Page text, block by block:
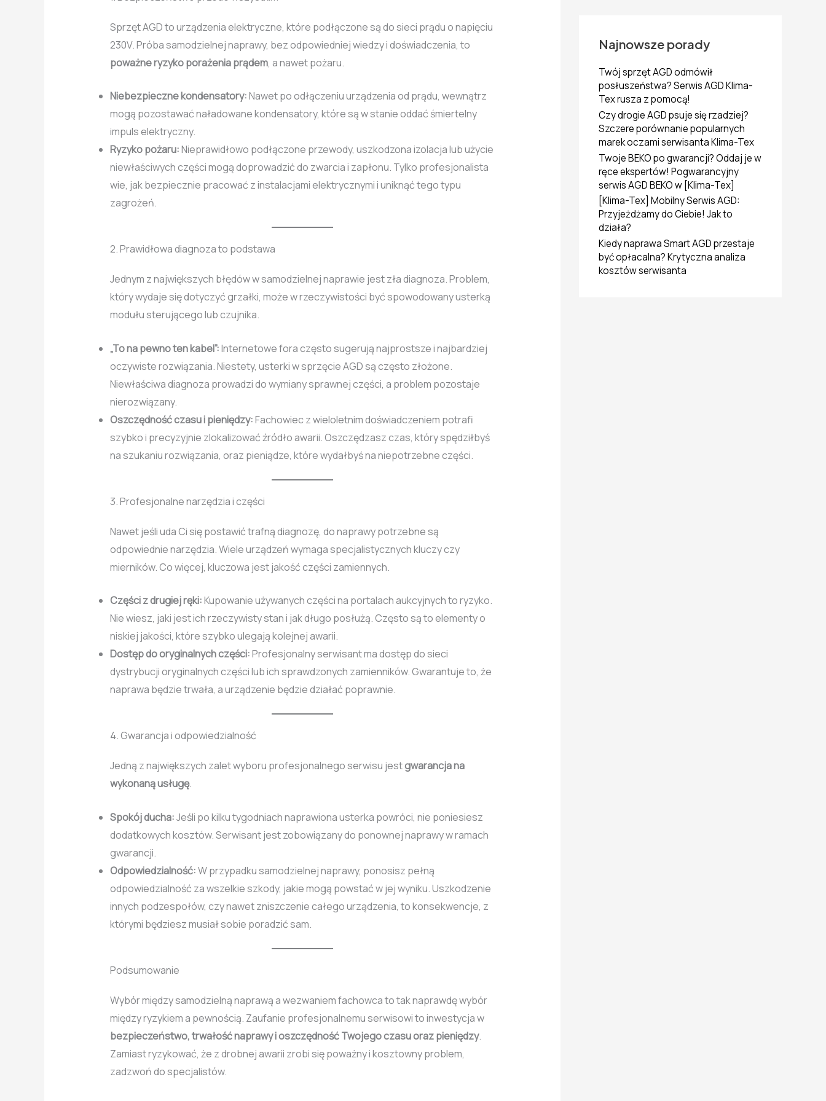
Sprzęt AGD to urządzenia elektryczne, które podłączone są do sieci prądu o napięciu
230V. Próba samodzielnej naprawy, bez odpowiedniej wiedzy i doświadczenia, to
poważne ryzyko porażenia prądem, a nawet pożaru.
Niebezpieczne kondensatory:Nawet po odłączeniu urządzenia od prądu, wewnątrz
mogą pozostawać naładowane kondensatory, które są w stanie oddać śmiertelny
impuls elektryczny.
Ryzyko pożaru:Nieprawidłowo podłączone przewody, uszkodzona izolacja lub użycie
niewłaściwych części mogą doprowadzić do zwarcia i zapłonu. Tylko profesjonalista
wie, jak bezpiecznie pracować z instalacjami elektrycznymi i uniknąć tego typu
zagrożeń.
2. Prawidłowa diagnoza to podstawa
Jednym z największych błędów w samodzielnej naprawie jest zła diagnoza. Problem,
który wydaje się dotyczyć grzałki, może w rzeczywistości być spowodowany usterką
modułu sterującego lub czujnika.
„To na pewno ten kabel”:Internetowe fora często sugerują najprostsze i najbardziej
oczywiste rozwiązania. Niestety, usterki w sprzęcie AGD są często złożone.
Niewłaściwa diagnoza prowadzi do wymiany sprawnej części, a problem pozostaje
nierozwiązany.
Oszczędność czasu i pieniędzy:Fachowiec z wieloletnim doświadczeniem potrafi
szybko i precyzyjnie zlokalizować źródło awarii. Oszczędzasz czas, który spędziłbyś
na szukaniu rozwiązania, oraz pieniądze, które wydałbyś na niepotrzebne części.
3. Profesjonalne narzędzia i części
Nawet jeśli uda Ci się postawić trafną diagnozę, do naprawy potrzebne są
odpowiednie narzędzia. Wiele urządzeń wymaga specjalistycznych kluczy czy
mierników. Co więcej, kluczowa jest jakość części zamiennych.
Części z drugiej ręki:Kupowanie używanych części na portalach aukcyjnych to ryzyko.
Nie wiesz, jaki jest ich rzeczywisty stan i jak długo posłużą. Często są to elementy o
niskiej jakości, które szybko ulegają kolejnej awarii.
Dostęp do oryginalnych części:Profesjonalny serwisant ma dostęp do sieci
dystrybucji oryginalnych części lub ich sprawdzonych zamienników. Gwarantuje to, że
naprawa będzie trwała, a urządzenie będzie działać poprawnie.
4. Gwarancja i odpowiedzialność
Jedną z największych zalet wyboru profesjonalnego serwisu jestgwarancja na
wykonaną usługę.
Spokój ducha:Jeśli po kilku tygodniach naprawiona usterka powróci, nie poniesiesz
dodatkowych kosztów. Serwisant jest zobowiązany do ponownej naprawy w ramach
gwarancji.
Odpowiedzialność:W przypadku samodzielnej naprawy, ponosisz pełną
odpowiedzialność za wszelkie szkody, jakie mogą powstać w jej wyniku. Uszkodzenie
innych podzespołów, czy nawet zniszczenie całego urządzenia, to konsekwencje, z
którymi będziesz musiał sobie poradzić sam.
Podsumowanie
Wybór między samodzielną naprawą a wezwaniem fachowca to tak naprawdę wybór
między ryzykiem a pewnością. Zaufanie profesjonalnemu serwisowi to inwestycja w
bezpieczeństwo, trwałość naprawy i oszczędność Twojego czasu oraz pieniędzy.
Zamiast ryzykować, że z drobnej awarii zrobi się poważny i kosztowny problem,
zadzwoń do specjalistów.
d
a
:
Najnowsze porady
Twój sprzęt AGD odmówił
posłuszeństwa? Serwis AGD Klima-
Tex rusza z pomocą!
Czy drogie AGD psuje się rzadziej?
Szczere porównanie popularnych
marek oczami serwisanta Klima-Tex
Twoje BEKO po gwarancji? Oddaj je w
ręce ekspertów! Pogwarancyjny
serwis AGD BEKO w [Klima-Tex]
[Klima-Tex] Mobilny Serwis AGD:
Przyjeżdżamy do Ciebie! Jak to
działa?
Kiedy naprawa Smart AGD przestaje
być opłacalna? Krytyczna analiza
kosztów serwisanta